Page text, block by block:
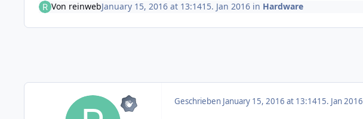
Von reinwebJanuary 15, 2016 at 13:1415. Jan 2016in Hardware
Geschrieben January 15, 2016 at 13:1415. Jan 2016